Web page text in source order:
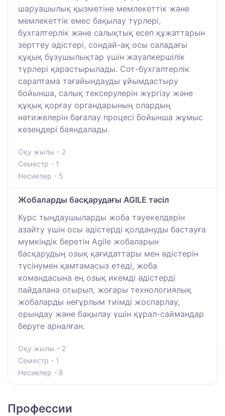
шаруашылық қызметіне мемлекеттік және
мемлекеттік емес бақылау түрлері,
бухгалтерлік және салықтық есеп құжаттарын
зерттеу әдістері, сондай-ақ осы саладағы
құқық бұзушылықтар үшін жауапкершілік
түрлері қарастырылады. Сот-бухгалтерлік
сараптама тағайындауды ұйымдастыру
бойынша, салық тексерулерін жүргізу және
құқық қорғау органдарының олардың
нәтижелерін бағалау процесі бойынша жұмыс
кезеңдері баяндалады.
Оқу жылы - 2
Семестр - 1
Несиелер - 5
Жобаларды басқарудағы AGILE тәсіл
Курс тыңдаушыларды жоба тәуекелдерін
азайту үшін осы әдістерді қолдануды бастауға
мүмкіндік беретін Agile жобаларын
басқарудың озық қағидаттары мен әдістерін
түсінумен қамтамасыз етеді, жоба
командасына ең озық икемді әдістерді
пайдалана отырып, жоғары технологиялық
жобаларды неғұрлым тиімді жоспарлау,
орындау және бақылау үшін құрал-саймандар
беруге арналған.
Оқу жылы - 2
Семестр - 1
Несиелер - 8
Профессии